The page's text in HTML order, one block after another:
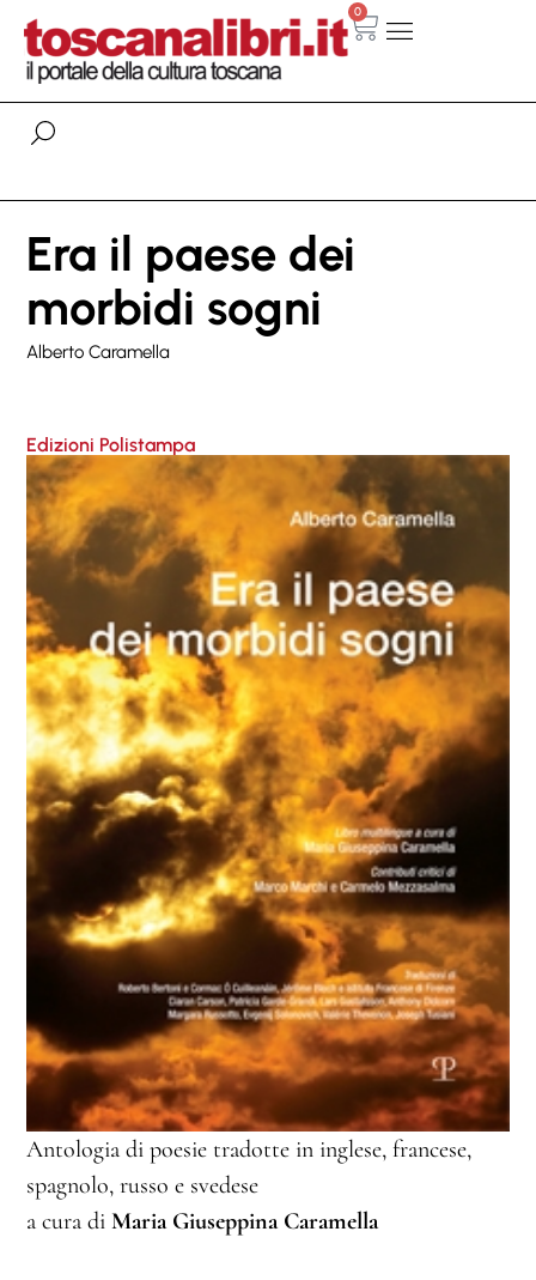
0
Era il paese dei
morbidi sogni
Alberto Caramella
Edizioni Polistampa
Antologia di poesie tradotte in inglese, francese,
spagnolo, russo e svedese
a cura di Maria Giuseppina Caramella